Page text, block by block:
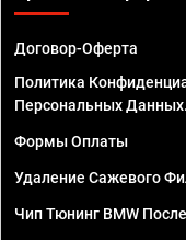
Договор-Оферта
Политика
Персональных Данных.
Формы Оплаты
Удаление Сажевого
Чип Тюнинг BMW